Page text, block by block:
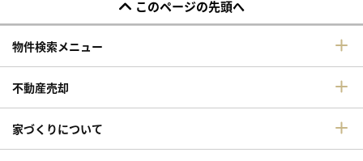
このページの先頭へ
物件検索メニュー
不動産売却
家づくりについて